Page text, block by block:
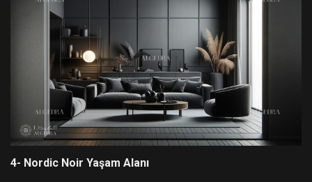
4- Nordic Noir Yaşam Alanı